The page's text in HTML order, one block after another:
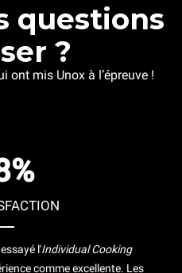
questions
?
ont mis Unox à l’épreuve !
l'Individual Cooking
comme excellente. Les